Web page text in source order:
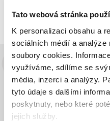
Tato webová stránka
K personalizaci obsahu a
sociálních médií a
soubory cookies.
využíváme, sdílíme se
média, inzerci a analýzy.
tyto údaje s dalšími
poskytnuty, nebo které
jejich služby.
Předchozí
Budete to vědět
Zajímá Vás, jaký knižní hit právě
sleva, jaká běží soutěž o ceny?
mailových novineksouhlasíte se